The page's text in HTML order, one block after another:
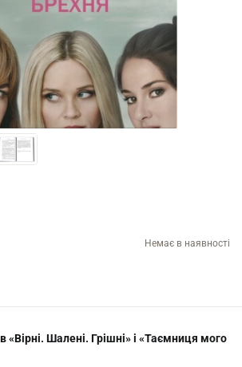
Немає в наявності
«Вірні. Шалені. Грішні» і «Таємниця мого